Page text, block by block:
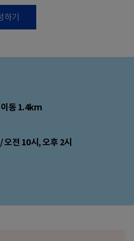
하기
동 1.4km
전 10시, 오후 2시